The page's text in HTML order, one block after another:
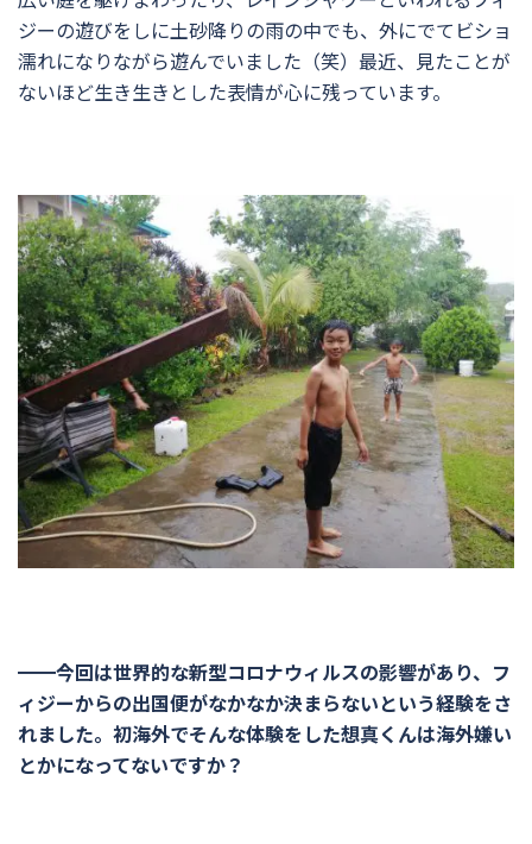
ジーの遊びをしに土砂降りの雨の中でも、外にでてビショ
濡れになりながら遊んでいました（笑）最近、見たことが
ないほど生き生きとした表情が心に残っています。
━━今回は世界的な新型コロナウィルスの影響があり、フ
ィジーからの出国便がなかなか決まらないという経験をさ
れました。初海外でそんな体験をした想真くんは海外嫌い
とかになってないですか？